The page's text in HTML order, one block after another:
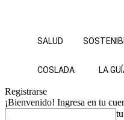
SALUD
COSLADA LA
Registrarse
¡Bienvenido! Ingresa en tu